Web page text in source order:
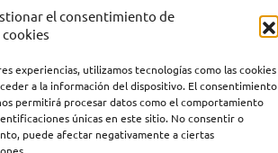
el consentimiento de
cookies
experiencias, utilizamos tecnologías como las cookies
a la información del dispositivo. El consentimiento
permitirá procesar datos como el comportamiento
únicas en este sitio. No consentir o
puede afectar negativamente a ciertas
empresa beneficiaria, ha recibido una
de Empleo, Empresa y Trabajo
Programa FSE+ Andalucía 2021-2027,
Emplea-T, para la inserción laboral y el
en el ámbito de la Comunidad
Línea 2. Incentivo a la segunda o
indefinidas ordinarias por parte de